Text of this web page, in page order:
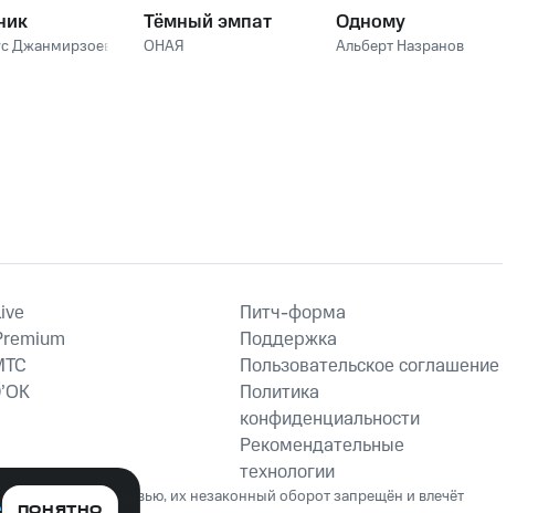
Джанмирзоев
Тёмный эмпат
ОНАЯ
Одному
Альберт Назранов
Питч-форма
Поддержка
Пользовательское соглашение
Политика
конфиденциальности
Рекомендательные
технологии
вред здоровью, их незаконный оборот запрещён и влечёт